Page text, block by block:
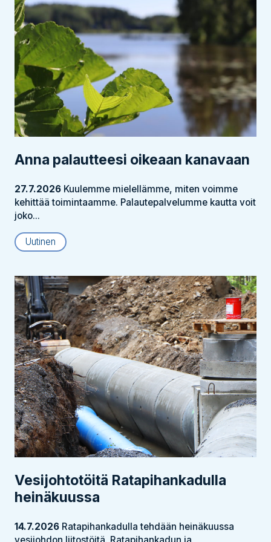
Anna palautteesi oikeaan kanavaan
27.7.2026 Kuulemme mielellämme, miten voimme
kehittää toimintaamme. Palautepalvelumme kautta voit
joko...
Uutinen
Vesijohtotöitä Ratapihankadulla
heinäkuussa
14.7.2026 Ratapihankadulla tehdään heinäkuussa
vesijohdon liitostöitä. Ratapihankadun ja